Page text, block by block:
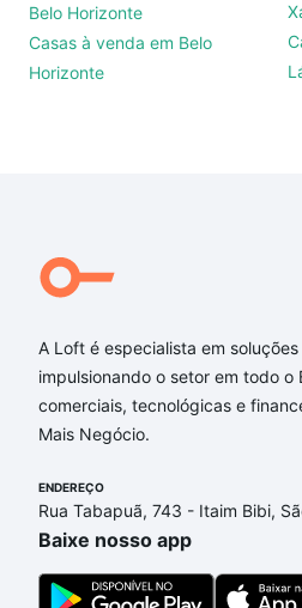
Belo Horizonte
Casas à venda em Belo
Horizonte
A Loft é especialista em
impulsionando o setor em todo o
comerciais, tecnológicas e
Mais Negócio.
ENDEREÇO
Rua Tabapuã, 743 - Itaim Bibi,
Baixe nosso app